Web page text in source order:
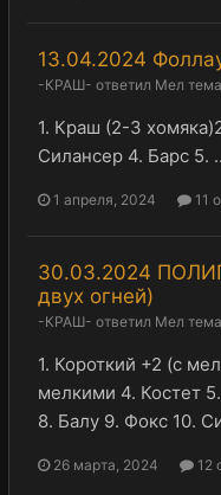
13.04.2024
-КРАШ- ответил Мел
1. Краш (2-3
Силансер 4. Барс 5.
1 апреля, 2024 11
30.03.2024
двух огней)
-КРАШ- ответил Мел
1. Короткий +2 (с
мелкими 4. Костет
8. Балу 9. Фокс 10.
26 марта, 2024 12